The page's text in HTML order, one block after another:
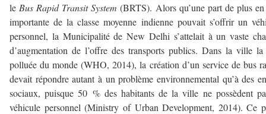
le Bus Rapid Transit System (BRTS). Alors qu’une part de plus
importante de la classe moyenne indienne pouvait s’offrir un
personnel, la Municipalité de New Delhi s’attelait à un vaste
d’augmentation de l’offre des transports publics. Dans la ville
polluée du monde (WHO, 2014), la création d’un service de bus
devait répondre autant à un problème environnemental qu’à des
sociaux, puisque 50 % des habitants de la ville ne possèdent
véhicule personnel (Ministry of Urban Development, 2014). Ce